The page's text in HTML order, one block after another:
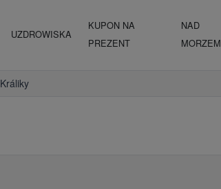
UZDROWISKA
KUPON NA
PREZENT
NAD
MORZEM
Králiky